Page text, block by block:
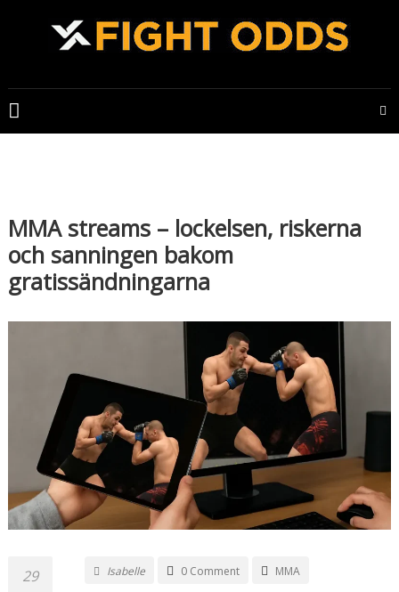
FIGHTODDS
UFC
och
bonusar
MMA streams – lockelsen, riskerna
och sanningen bakom
gratissändningarna
29 Isabelle 0 Comment MMA